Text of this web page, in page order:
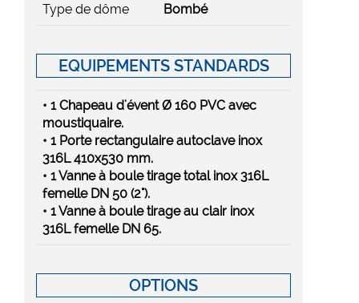
Type de dôme Bombé
EQUIPEMENTS STANDARDS
• 1 Chapeau d'évent Ø 160 PVC avec
moustiquaire.
• 1 Porte rectangulaire autoclave inox
316L 410x530 mm.
• 1 Vanne à boule tirage total inox 316L
femelle DN 50 (2").
• 1 Vanne à boule tirage au clair inox
316L femelle DN 65.
OPTIONS